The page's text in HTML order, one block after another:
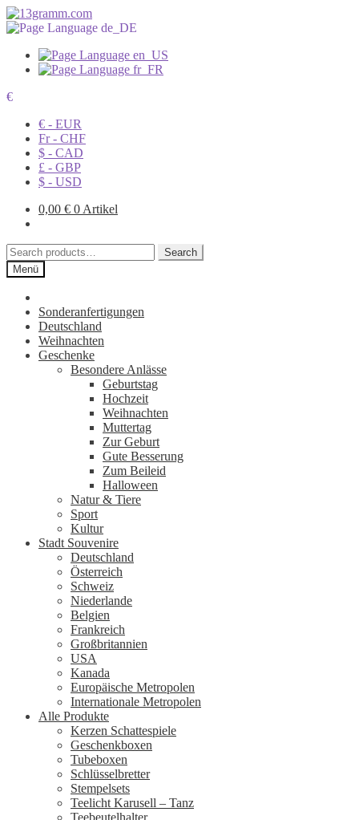
€
€ - EUR
Fr - CHF
$ - CAD
£ - GBP
$ - USD
0,00 € 0 Artikel
Search
for:
Search
Menü
Sonderanfertigungen
Deutschland
Weihnachten
Geschenke
Besondere Anlässe
Geburtstag
Hochzeit
Weihnachten
Muttertag
Zur Geburt
Gute Besserung
Zum Beileid
Halloween
Natur & Tiere
Sport
Kultur
Stadt Souvenire
Deutschland
Österreich
Schweiz
Niederlande
Belgien
Frankreich
Großbritannien
USA
Kanada
Europäische Metropolen
Internationale Metropolen
Alle Produkte
Kerzen Schattespiele
Geschenkboxen
Tubeboxen
Schlüsselbretter
Stempelsets
Teelicht Karusell – Tanz
Teebeutelhalter